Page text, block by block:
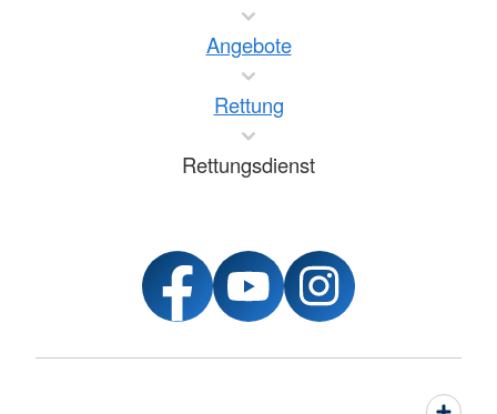
Angebote
Rettung
Rettungsdienst